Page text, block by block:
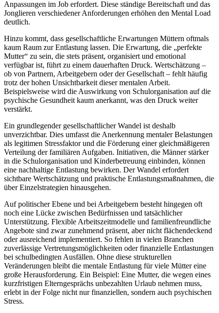
Anpassungen im Job erfordert. Diese ständige Bereitschaft und das
Jonglieren verschiedener Anforderungen erhöhen den Mental Load
deutlich.
Hinzu kommt, dass gesellschaftliche Erwartungen Müttern oftmals
kaum Raum zur Entlastung lassen. Die Erwartung, die „perfekte
Mutter“ zu sein, die stets präsent, organisiert und emotional
verfügbar ist, führt zu einem dauerhaften Druck. Wertschätzung –
ob von Partnern, Arbeitgebern oder der Gesellschaft – fehlt häufig
trotz der hohen Unsichtbarkeit dieser mentalen Arbeit.
Beispielsweise wird die Auswirkung von Schulorganisation auf die
psychische Gesundheit kaum anerkannt, was den Druck weiter
verstärkt.
Ein grundlegender gesellschaftlicher Wandel ist deshalb
unverzichtbar. Dies umfasst die Anerkennung mentaler Belastungen
als legitimen Stressfaktor und die Förderung einer gleichmäßigeren
Verteilung der familiären Aufgaben. Initiativen, die Männer stärker
in die Schulorganisation und Kinderbetreuung einbinden, können
eine nachhaltige Entlastung bewirken. Der Wandel erfordert
sichtbare Wertschätzung und praktische Entlastungsmaßnahmen, die
über Einzelstrategien hinausgehen.
Auf politischer Ebene und bei Arbeitgebern besteht hingegen oft
noch eine Lücke zwischen Bedürfnissen und tatsächlicher
Unterstützung. Flexible Arbeitszeitmodelle und familienfreundliche
Angebote sind zwar zunehmend präsent, aber nicht flächendeckend
oder ausreichend implementiert. So fehlen in vielen Branchen
zuverlässige Vertretungsmöglichkeiten oder finanzielle Entlastungen
bei schulbedingten Ausfällen. Ohne diese strukturellen
Veränderungen bleibt die mentale Entlastung für viele Mütter eine
große Herausforderung. Ein Beispiel: Eine Mutter, die wegen eines
kurzfristigen Elterngesprächs unbezahlten Urlaub nehmen muss,
erlebt in der Folge nicht nur finanziellen, sondern auch psychischen
Stress.